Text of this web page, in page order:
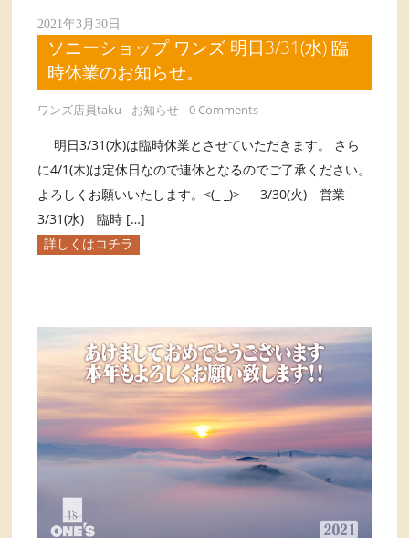
2021年3月30日
ソニーショップ ワンズ 明日3/31(水) 臨
時休業のお知らせ。
ワンズ店員taku お知らせ 0 Comments
明日3/31(水)は臨時休業とさせていただきます。 さら
に4/1(木)は定休日なので連休となるのでご了承ください。
よろしくお願いいたします。<(_ _)> 3/30(火) 営業
3/31(水) 臨時 […]
詳しくはコチラ